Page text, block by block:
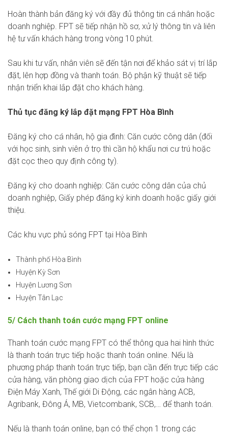
Hoàn thành bản đăng ký với đầy đủ thông tin cá nhân hoặc
doanh nghiệp. FPT sẽ tiếp nhận hồ sơ, xử lý thông tin và liên
hệ tư vấn khách hàng trong vòng 10 phút.
Sau khi tư vấn, nhân viên sẽ đến tận nơi để khảo sát vị trí lắp
đặt, lên hợp đồng và thanh toán. Bộ phận kỹ thuật sẽ tiếp
nhận triển khai lắp đặt cho khách hàng.
Thủ tục đăng ký lắp đặt mạng FPT Hòa Bình
Đăng ký cho cá nhân, hộ gia đình: Căn cước công dân (đối
với học sinh, sinh viên ở trọ thì cần hộ khẩu nơi cư trú hoặc
đặt cọc theo quy định công ty).
Đăng ký cho doanh nghiệp: Căn cước công dân của chủ
doanh nghiệp, Giấy phép đăng ký kinh doanh hoặc giấy giới
thiệu.
Các khu vực phủ sóng FPT tại Hòa Bình
Thành phố Hòa Bình
Huyện Kỳ Sơn
Huyện Lương Sơn
Huyện Tân Lạc
5/ Cách thanh toán cước mạng FPT online
Thanh toán cước mạng FPT có thể thông qua hai hình thức
là thanh toán trực tiếp hoặc thanh toán online. Nếu là
phương pháp thanh toán trực tiếp, bạn cần đến trực tiếp các
cửa hàng, văn phòng giao dịch của FPT hoặc cửa hàng
Điện Máy Xanh, Thế giới Di Động, các ngân hàng ACB,
Agribank, Đông Á, MB, Vietcombank, SCB,… để thanh toán.
Nếu là thanh toán online, bạn có thể chọn 1 trong các